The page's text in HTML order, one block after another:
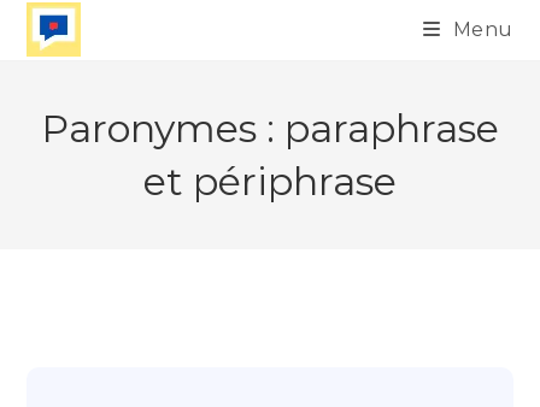
Skip
Menu
Paronymes : paraphrase
et périphrase